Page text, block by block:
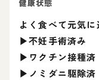
健康状態
よく食べて元気に
▶不妊手術済み
▶ワクチン接種済
▶ノミダニ駆除済